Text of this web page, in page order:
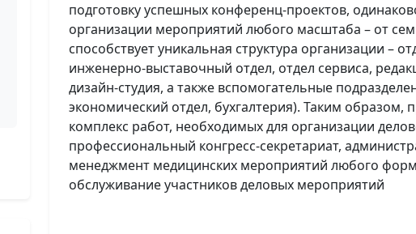
подготовку успешных конференц-проектов,
организации мероприятий любого масштаба – от
способствует уникальная структура организации –
инженерно-выставочный отдел, отдел сервиса,
дизайн-студия, а также вспомогательные
экономический отдел, бухгалтерия). Таким образом,
комплекс работ, необходимых для организации
профессиональный конгресс-секретариат,
менеджмент медицинских мероприятий любого
обслуживание участников деловых мероприятий